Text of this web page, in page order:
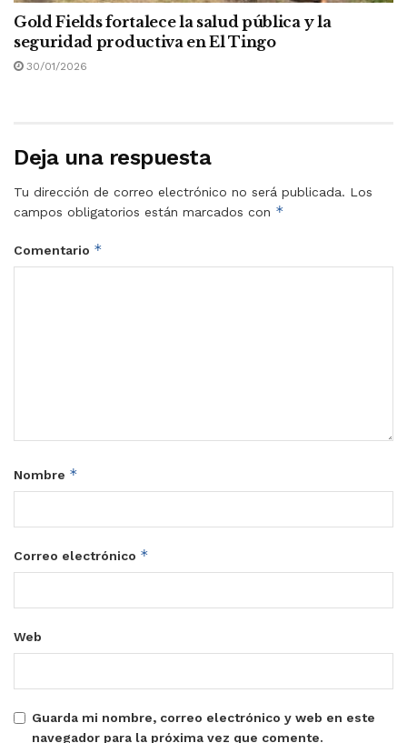
Gold Fields fortalece la salud pública y la
seguridad productiva en El Tingo
30/01/2026
Deja una respuesta
Tu dirección de correo electrónico no será publicada. Los
campos obligatorios están marcados con *
Comentario *
Nombre *
Correo electrónico *
Web
Guarda mi nombre, correo electrónico y web en este
navegador para la próxima vez que comente.